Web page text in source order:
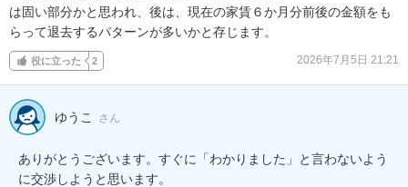
は固い部分かと思われ、後は、現在の家賃６か月分前後の金額をも
らって退去するパターンが多いかと存じます。
役に立った 2 2026年7月5日 21:21
ゆうこ さん
ありがとうございます。すぐに「わかりました」と言わないよう
に交渉しようと思います。